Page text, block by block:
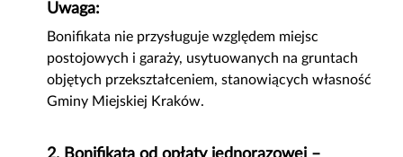
Uwaga:
Bonifikata nie przysługuje względem miejsc
postojowych i garaży, usytuowanych na gruntach
objętych przekształceniem, stanowiących własność
Gminy Miejskiej Kraków.